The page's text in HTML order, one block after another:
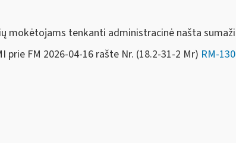
mokėtojams tenkanti administracinė našta
prie FM 2026-04-16 rašte Nr. (18.2-31-2 Mr) RM-